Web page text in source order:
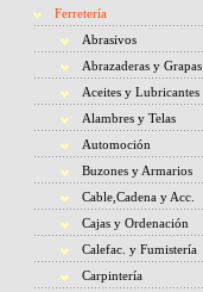
Ferretería
Abrasivos
Abrazaderas y Grapas
Aceites y Lubricantes
Alambres y Telas
Automoción
Buzones y Armarios
Cable,Cadena y Acc.
Cajas y Ordenación
Calefac. y Fumistería
Carpintería